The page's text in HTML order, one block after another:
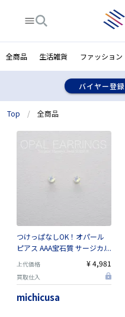
全商品 生活雑貨 ファッション
バイヤー登録
Top / 全商品
つけっぱなしOK！オパール
ピアス AAA宝石質 サージカル
ステンレス 金属アレルギー対
上代価格 ¥ 4,981
買取仕入
michicusa